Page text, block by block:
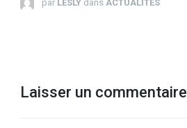
par LESLY dans ACTUALITÉS
Laisser un commentaire